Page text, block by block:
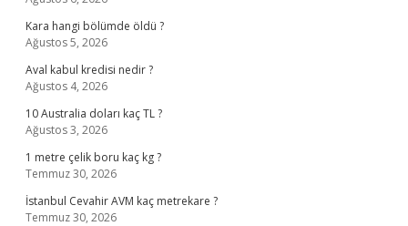
Kara hangi bölümde öldü ?
Ağustos 5, 2026
Aval kabul kredisi nedir ?
Ağustos 4, 2026
10 Australia doları kaç TL ?
Ağustos 3, 2026
1 metre çelik boru kaç kg ?
Temmuz 30, 2026
İstanbul Cevahir AVM kaç metrekare ?
Temmuz 30, 2026